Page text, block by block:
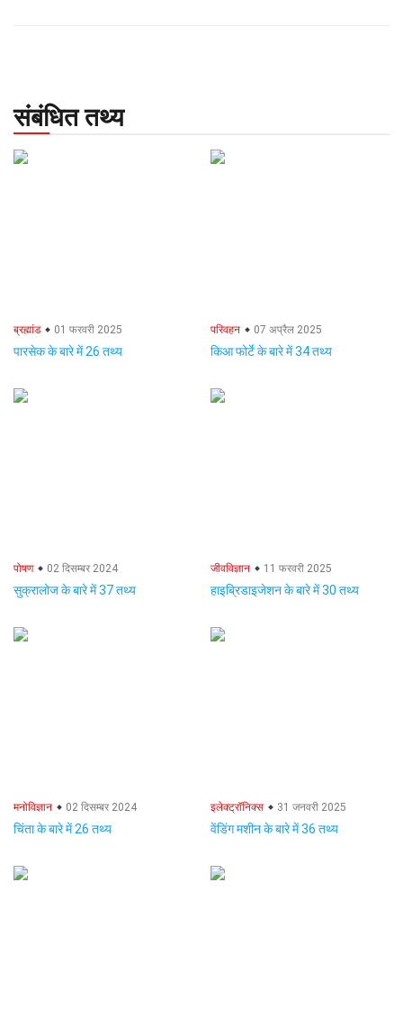
संबंधित तथ्य
ब्रह्मांड 01 फरवरी 2025
पारसेक के बारे में 26 तथ्य
परिवहन 07 अप्रैल 2025
किआ फोर्टे के बारे में 34 तथ्य
पोषण 02 दिसम्बर 2024
सुक्रालोज के बारे में 37 तथ्य
जीवविज्ञान 11 फरवरी 2025
हाइब्रिडाइजेशन के बारे में 30 तथ्य
मनोविज्ञान 02 दिसम्बर 2024
चिंता के बारे में 26 तथ्य
इलेक्ट्रॉनिक्स 31 जनवरी 2025
वेंडिंग मशीन के बारे में 36 तथ्य